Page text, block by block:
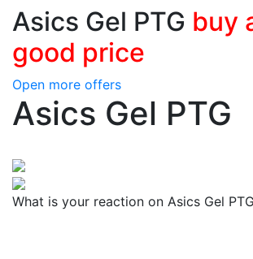
Asics Gel PTG buy
good price
Open more offers
Asics Gel PTG
What is your reaction on Asics Gel